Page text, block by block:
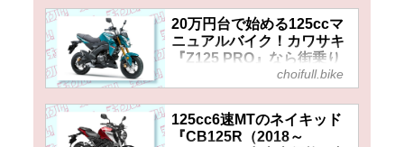
します！▶▶▶『チョイフ
ル！』の公式Ｘ（旧Twitter）は
こちら！
20万円台で始める125ccマ
ニュアルバイク！カワサキ
『Z125 PRO』なら街乗り
からツーリングまでスポー
ティーに楽しめる！【チョ
イフル！おすすめの中古バ
イク価格価格リサーチ／
2025年2月版】 - チョイフ
choifull.bike
125cc6速MTのネイキッド
『CB125R（2018～